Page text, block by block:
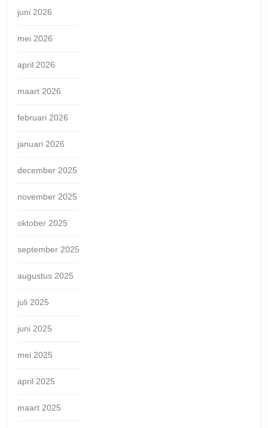
juni 2026
mei 2026
april 2026
maart 2026
februari 2026
januari 2026
december 2025
november 2025
oktober 2025
september 2025
augustus 2025
juli 2025
juni 2025
mei 2025
april 2025
maart 2025